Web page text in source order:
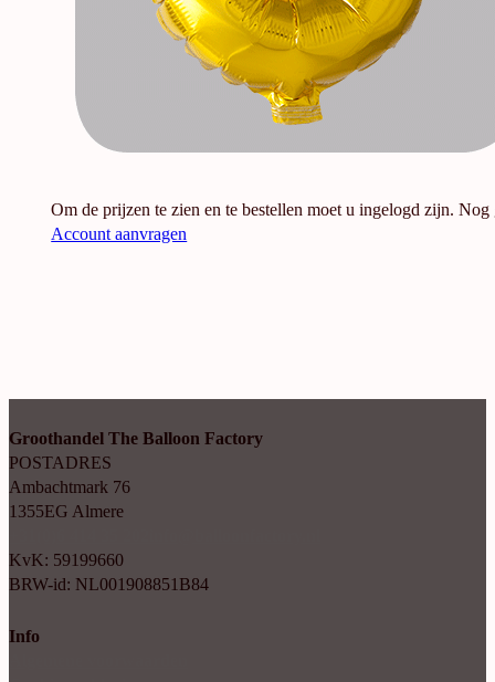
Om de prijzen te zien en te bestellen moet u ingelogd zijn. Nog
Account aanvragen
Groothandel The Balloon Factory
POSTADRES
Ambachtmark 76
1355EG Almere
KvK: 59199660
BRW-id: NL001908851B84
Info